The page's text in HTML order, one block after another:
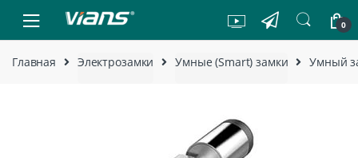
Skip to navigation
Skip to content
0
Главная Электрозамки Умные (Smart) замки Умный